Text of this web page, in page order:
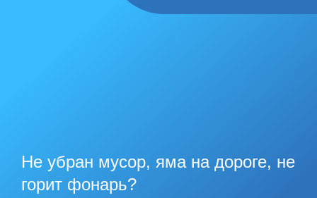
Не убран мусор, яма на дороге, не
горит фонарь?